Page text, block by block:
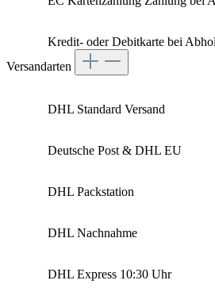
Kredit- oder Debitkarte bei
Versandarten
DHL Standard Versand
Deutsche Post & DHL EU
DHL Packstation
DHL Nachnahme
DHL Express 10:30 Uhr